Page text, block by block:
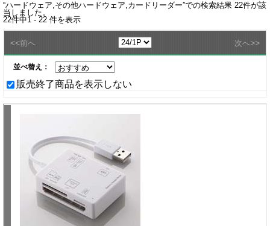
“ハードウェア,その他ハードウェア,カードリーダー”での検索結果 22件が該
当しました。
22件中1 - 22 件を表示
<<前へ 次へ>>
並べ替え：
販売終了商品を表示しない